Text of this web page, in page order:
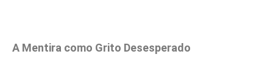
A Mentira como Grito Desesperado